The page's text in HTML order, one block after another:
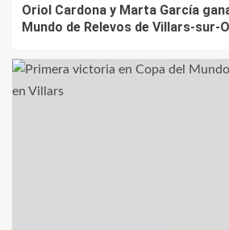
Oriol Cardona y Marta García
Mundo de Relevos de Villars-sur-